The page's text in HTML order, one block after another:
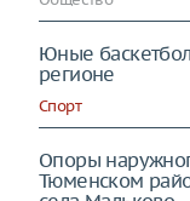
Юные
регионе
Спорт
Опоры
Тюменском